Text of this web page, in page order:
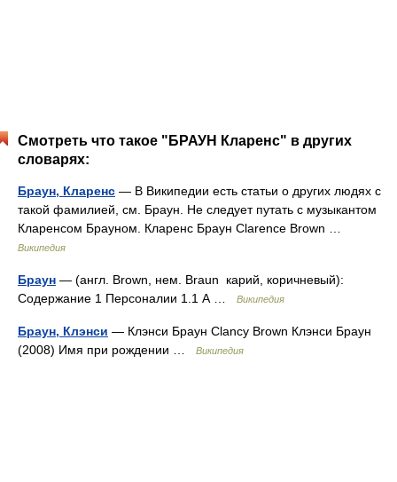
Смотреть что такое "БРАУН Кларенс" в других
словарях:
Браун, Кларенс — В Википедии есть статьи о других людях с
такой фамилией, см. Браун. Не следует путать с музыкантом
Кларенсом Брауном. Кларенс Браун Clarence Brown …
Википедия
Браун — (англ. Brown, нем. Braun карий, коричневый):
Содержание 1 Персоналии 1.1 А …
Википедия
Браун, Клэнси — Клэнси Браун Clancy Brown Клэнси Браун
(2008) Имя при рождении …
Википедия